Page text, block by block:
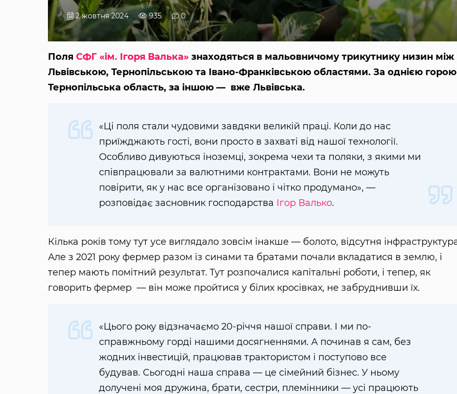
2 жовтня 2024 935 0
Поля СФГ «ім. Ігоря Валька»знаходяться в мальовничому трикутнику низин між
Львівською, Тернопільською та Івано-Франківською областями. За однією
Тернопільська область, за іншою — вже Львівська.
«Ці поля стали чудовими завдяки великій праці. Коли до нас
приїжджають гості, вони просто в захваті від нашої технології.
Особливо дивуються іноземці, зокрема чехи та поляки, з якими ми
співпрацювали за валютними контрактами. Вони не можуть
повірити, як у нас все організовано і чітко продумано», —
розповідає засновник господарства Ігор Валько.
Кілька років тому тут усе виглядало зовсім інакше — болото, відсутня
Але з 2021 року фермер разом із синами та братами почали вкладатися в землю, і
тепер мають помітний результат. Тут розпочалися капітальні роботи, і тепер, як
говорить фермер — він може пройтися у білих кросівках, не забруднивши їх.
«Цього року відзначаємо 20-річчя нашої справи. І ми по-
справжньому горді нашими досягненнями. А починав я сам, без
жодних інвестицій, працював трактористом і поступово все
будував. Сьогодні наша справа — це сімейний бізнес. У ньому
долучені моя дружина, брати, сестри, племінники — усі працюють